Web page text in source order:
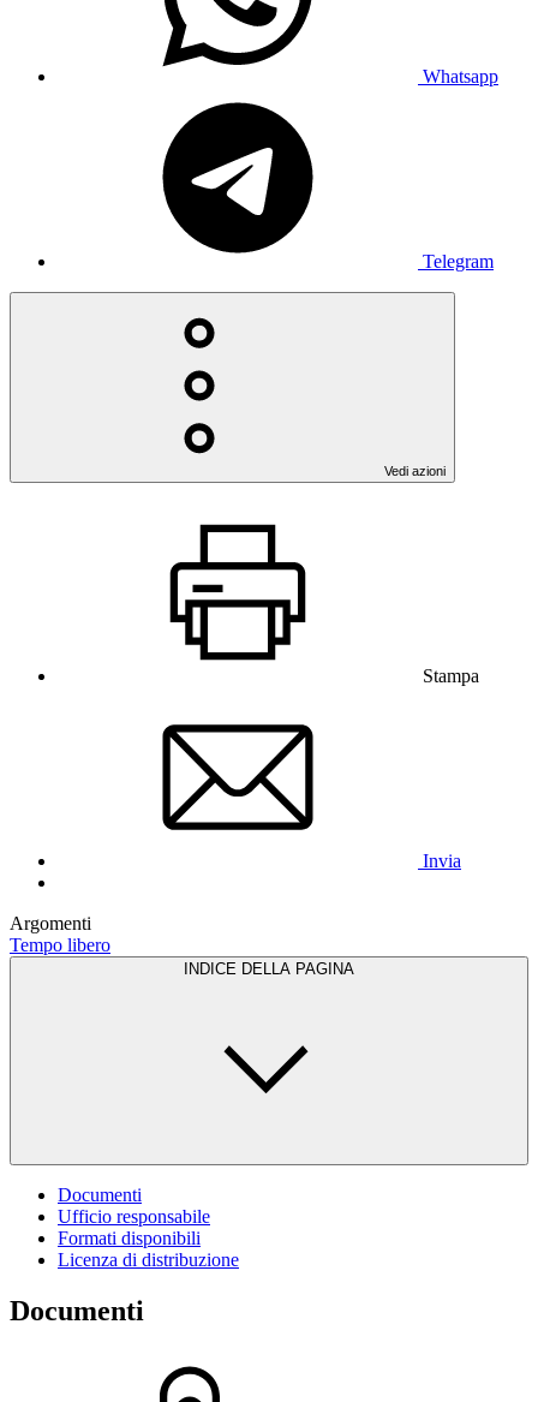
Whatsapp
Telegram
Vedi azioni
Stampa
Invia
Argomenti
Tempo libero
INDICE DELLA PAGINA
Documenti
Ufficio responsabile
Formati disponibili
Licenza di distribuzione
Documenti